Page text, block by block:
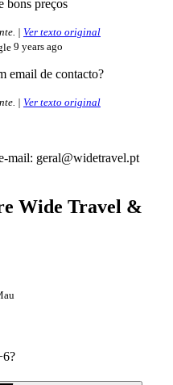
bons preços
| Ver texto original
9 years ago
email de contacto?
| Ver texto original
mail: geral@widetravel.pt
Wide Travel &